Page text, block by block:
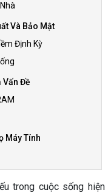
Và Bảo Mật
Định Kỳ
Vấn Đề
Máy Tính
trong cuộc sống hiện